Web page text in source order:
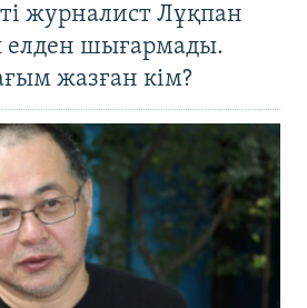
журналист Лұқпан
елден шығармады.
жазған кім?